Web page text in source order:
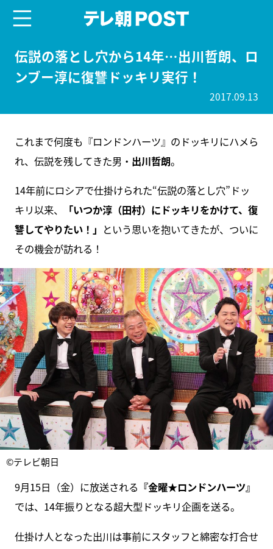
伝説の落とし穴から14年…出川哲朗、ロ
ンブー淳に復讐ドッキリ実行！
2017.09.13
これまで何度も『ロンドンハーツ』のドッキリにハメら
れ、伝説を残してきた男・ 出川哲朗。
14年前にロシアで仕掛けられた“伝説の落とし穴”ドッ
キリ以来、
「いつか淳（田村）にドッキリをかけて、復
讐してやりたい！」 という思いを抱いてきたが、ついに
その機会が訪れる！
©テレビ朝日
9月15日（金）に放送される 『金曜★ロンドンハーツ』
では、14年振りとなる超大型ドッキリ企画を送る。
仕掛け人となった出川は事前にスタッフと綿密な打合せ